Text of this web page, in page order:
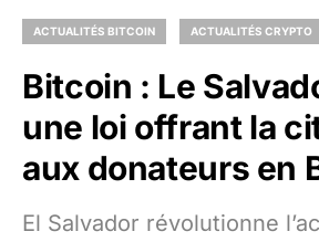
ACTUALITÉS BITCOIN ACTUALITÉS CRYPTO
Bitcoin : Le
une loi offrant la
aux donateurs en
El Salvador révolutionne